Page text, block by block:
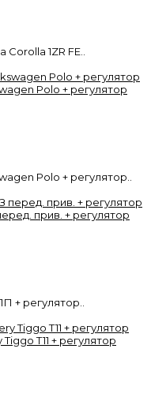
1ZR FE..
Polo + регулятор
Polo + регулятор..
прив. + регулятор
+ регулятор..
T11 + регулятор